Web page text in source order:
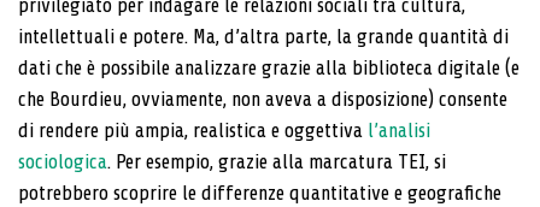
privilegiato per indagare le relazioni sociali tra cultura,
intellettuali e potere. Ma, d’altra parte, la grande quantità di
dati che è possibile analizzare grazie alla biblioteca digitale (e
che Bourdieu, ovviamente, non aveva a disposizione) consente
di rendere più ampia, realistica e oggettiva l’analisi
sociologica. Per esempio, grazie alla marca­tura TEI, si
potrebbero scoprire le differenze quantita­tive e geografiche